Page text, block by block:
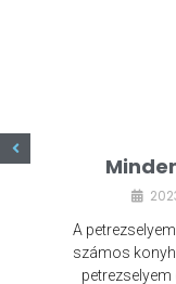
A
számos